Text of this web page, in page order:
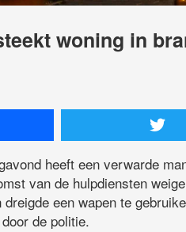
woning in
heeft een verwarde
van de hulpdiensten
een wapen te
de politie.